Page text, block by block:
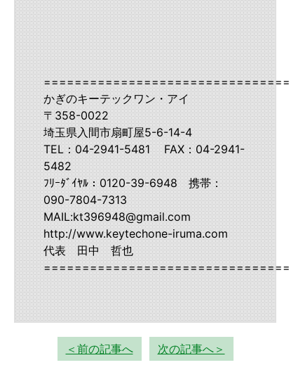
かぎのキーテックワン・アイ
〒358-0022
埼玉県入間市扇町屋5-6-14-4
TEL：04-2941-5481 FAX：04-2941-
5482
ﾌﾘｰﾀﾞｲﾔﾙ：0120-39-6948 携帯：
090-7804-7313
MAIL:kt396948@gmail.com
http://www.keytechone-iruma.com
代表 田中 哲也
＜前の記事へ 次の記事へ＞